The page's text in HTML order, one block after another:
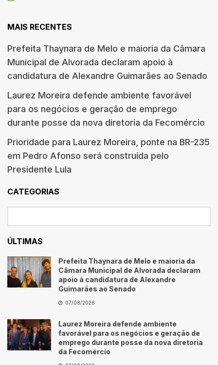
MAIS RECENTES
Prefeita Thaynara de Melo e maioria da Câmara
Municipal de Alvorada declaram apoio à
candidatura de Alexandre Guimarães ao Senado
Laurez Moreira defende ambiente favorável
para os negócios e geração de emprego
durante posse da nova diretoria da Fecomércio
Prioridade para Laurez Moreira, ponte na BR-235
em Pedro Afonso será construída pelo
Presidente Lula
CATEGORIAS
ÚLTIMAS
Prefeita Thaynara de Melo e maioria da
Câmara Municipal de Alvorada declaram
apoio à candidatura de Alexandre
Guimarães ao Senado
07/08/2026
Laurez Moreira defende ambiente
favorável para os negócios e geração de
emprego durante posse da nova diretoria
da Fecomércio